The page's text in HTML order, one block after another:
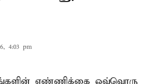
4:03 pm
எண்ணிக்கை ஒவ்வொரு